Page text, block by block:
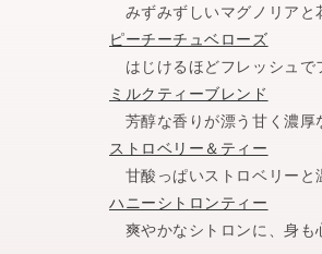
みずみずしいマグノリアと
ピーチーチュベローズ
はじけるほどフレッシュで
ミルクティーブレンド
芳醇な香りが漂う甘く濃厚
ストロベリー＆ティー
甘酸っぱいストロベリーと
ハニーシトロンティー
爽やかなシトロンに、身も